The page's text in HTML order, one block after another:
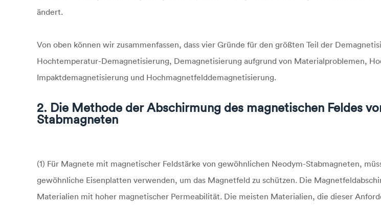
ändert.
Von oben können wir zusammenfassen, dass vier Gründe für den größten Teil der
Hochtemperatur-Demagnetisierung, Demagnetisierung aufgrund von Materialproblemen,
Impaktdemagnetisierung und Hochmagnetfelddemagnetisierung.
2. Die Methode der Abschirmung des magnetischen Feldes
Stabmagneten
(1) Für Magnete mit magnetischer Feldstärke von gewöhnlichen Neodym-Stabmagneten,
gewöhnliche Eisenplatten verwenden, um das Magnetfeld zu schützen. Die
Materialien mit hoher magnetischer Permeabilität. Die meisten Materialien, die dieser